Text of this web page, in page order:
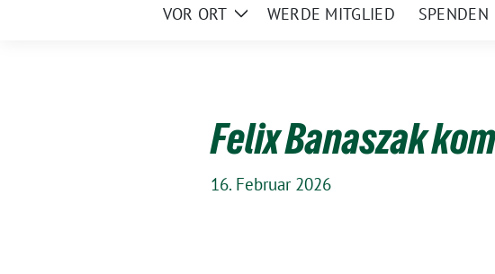
VOR ORT
ZeigeWERDE MITGLIED SPENDEN
Felix Banaszak
16. Februar 2026